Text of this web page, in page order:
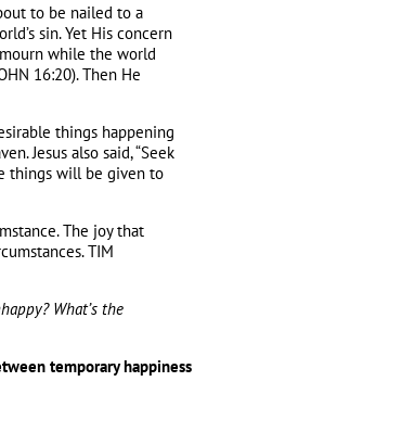
to be nailed to a
sin. Yet His concern
while the world
16:20). Then He
things happening
Jesus also said, “Seek
things will be given to
The joy that
TIM
What’s the
temporary happiness